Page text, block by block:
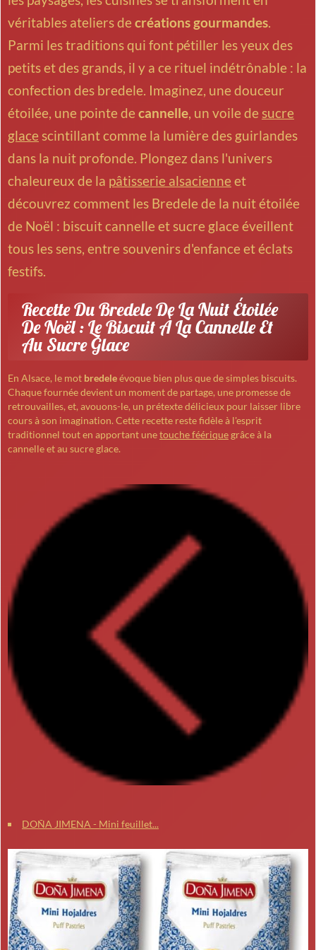
véritables ateliers de créations gourmandes.
Parmi les traditions qui font pétiller les yeux des
petits et des grands, il y a ce rituel indétrônable : la
confection des bredele. Imaginez, une douceur
étoilée, une pointe de cannelle, un voile de sucre
glace scintillant comme la lumière des guirlandes
dans la nuit profonde. Plongez dans l'univers
chaleureux de la pâtisserie alsacienne et
découvrez comment les Bredele de la nuit étoilée
de Noël : biscuit cannelle et sucre glace éveillent
tous les sens, entre souvenirs d'enfance et éclats
festifs.
Recette Du Bredele De La Nuit Étoilée
De Noël : Le Biscuit À La Cannelle Et
Au Sucre Glace
En Alsace, le mot bredeleévoque bien plus que de simples biscuits.
Chaque fournée devient un moment de partage, une promesse de
retrouvailles, et, avouons-le, un prétexte délicieux pour laisser libre
cours à son imagination. Cette recette reste fidèle à l'esprit
traditionnel tout en apportant unetouche féérique grâce à la
cannelle et au sucre glace.
DOÑA JIMENA - Mini feuillet...